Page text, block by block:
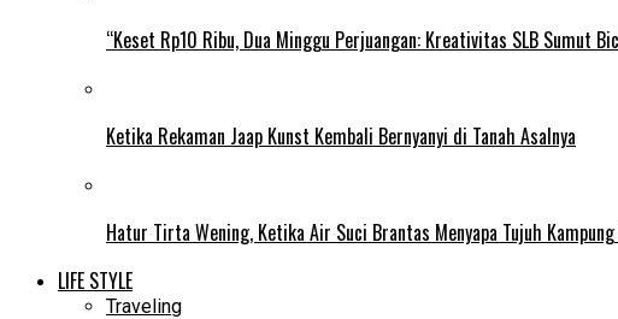
“Keset Rp10 Ribu, Dua Minggu Perjuangan: Kreativitas SLB Sumut
Ketika Rekaman Jaap Kunst Kembali Bernyanyi di Tanah Asalnya
Hatur Tirta Wening, Ketika Air Suci Brantas Menyapa Tujuh
LIFE STYLE
Traveling